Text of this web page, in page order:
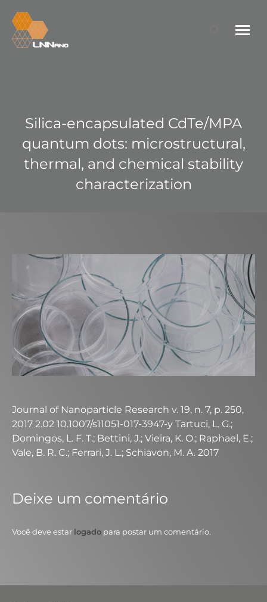
Search:
Silica-encapsulated CdTe/MPA
quantum dots: microstructural,
thermal, and chemical stability
characterization
Journal of Nanoparticle Research v. 19, n. 7, p. 250,
2017 2.02 10.1007/s11051-017-3947-y Tartuci, L. G.;
Domingos, L. F. T.; Bettini, J.; Vieira, K. O.; Raphael, E.;
Vale, B. R. C.; Ferrari, J. L.; Schiavon, M. A. 2017
Deixe um comentário
Você deve estar logado para postar um comentário.